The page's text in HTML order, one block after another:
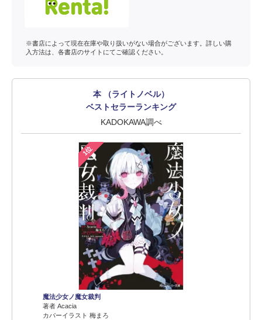
※書店によって現在在庫や取り扱いがない場合がございます。詳しい購
入方法は、各書店のサイトにてご確認ください。
本 （ライトノベル）
ベストセラーランキング
KADOKAWA調べ
1位
魔法少女ノ魔女裁判
著者 Acacia
カバーイラスト 梅まろ